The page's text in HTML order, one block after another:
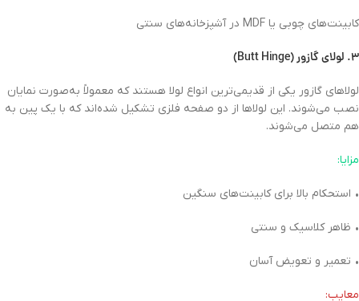
کابینت‌های چوبی یا MDF در آشپزخانه‌های سنتی
۳. لولای گازور (Butt Hinge)
لولاهای گازور یکی از قدیمی‌ترین انواع لولا هستند که معمولاً به‌صورت نمایان
نصب می‌شوند. این لولاها از دو صفحه فلزی تشکیل شده‌اند که با یک پین به
هم متصل می‌شوند.
مزایا:
• استحکام بالا برای کابینت‌های سنگین
• ظاهر کلاسیک و سنتی
• تعمیر و تعویض آسان
معایب: